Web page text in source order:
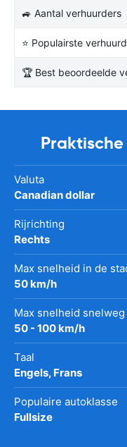
🚙 Aantal verhuurders
⭐ Populairste
🏆 Best beoordeelde
Valuta
Canadian dollar
Rijrichting
Rechts
Max snelheid in de
50 km/h
Max snelheid snelweg
50 - 100 km/h
Taal
Engels, Frans
Populaire autoklasse
Fullsize